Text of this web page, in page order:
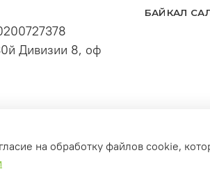
Дивизии 8, оф
БАЙКАЛ
на обработку файлов cookie,